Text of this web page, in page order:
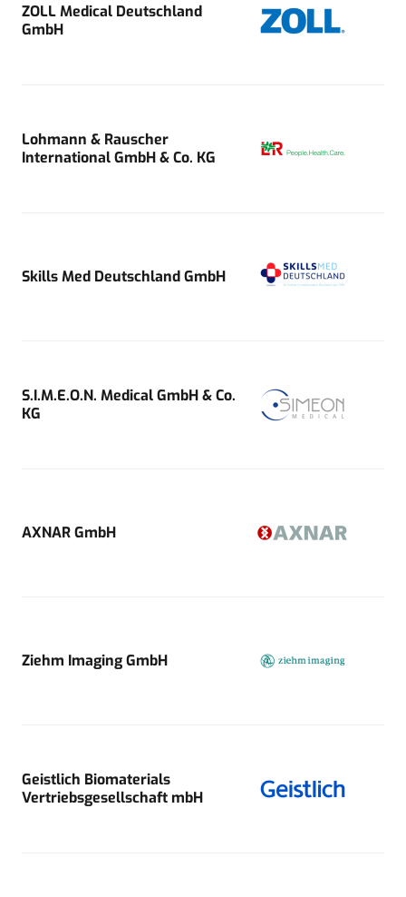
ZOLL Medical Deutschland
GmbH
Lohmann & Rauscher
International GmbH & Co. KG
Skills Med Deutschland GmbH
S.I.M.E.O.N. Medical GmbH & Co.
KG
AXNAR GmbH
Ziehm Imaging GmbH
Geistlich Biomaterials
Vertriebsgesellschaft mbH